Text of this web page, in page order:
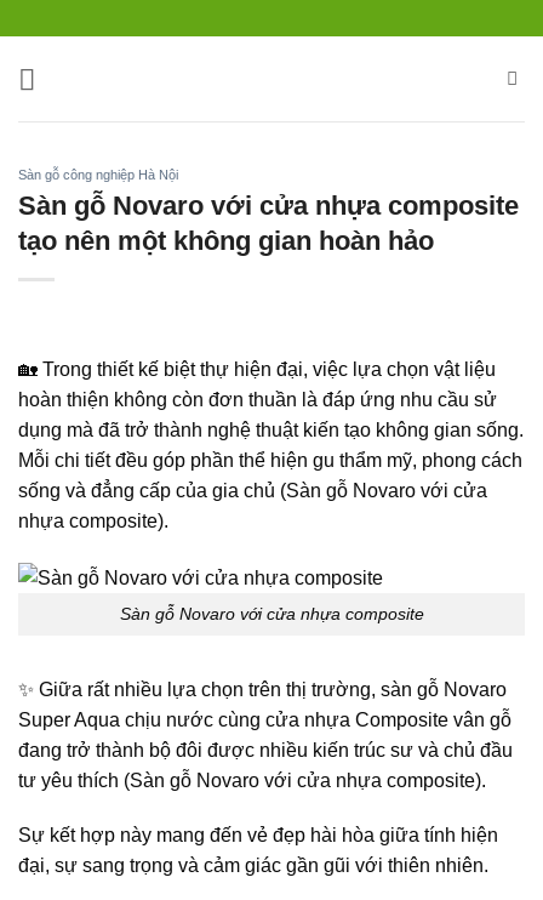
nội
Sàn gỗ công nghiệp Hà Nội
Sàn gỗ Novaro với cửa nhựa composite
tạo nên một không gian hoàn hảo
🏡 Trong thiết kế biệt thự hiện đại, việc lựa chọn vật liệu
hoàn thiện không còn đơn thuần là đáp ứng nhu cầu sử
dụng mà đã trở thành nghệ thuật kiến tạo không gian sống.
Mỗi chi tiết đều góp phần thể hiện gu thẩm mỹ, phong cách
sống và đẳng cấp của gia chủ (Sàn gỗ Novaro với cửa
nhựa composite).
Sàn gỗ Novaro với cửa nhựa composite
✨ Giữa rất nhiều lựa chọn trên thị trường, sàn gỗ Novaro
Super Aqua chịu nước cùng cửa nhựa Composite vân gỗ
đang trở thành bộ đôi được nhiều kiến trúc sư và chủ đầu
tư yêu thích (Sàn gỗ Novaro với cửa nhựa composite).
Sự kết hợp này mang đến vẻ đẹp hài hòa giữa tính hiện
đại, sự sang trọng và cảm giác gần gũi với thiên nhiên.